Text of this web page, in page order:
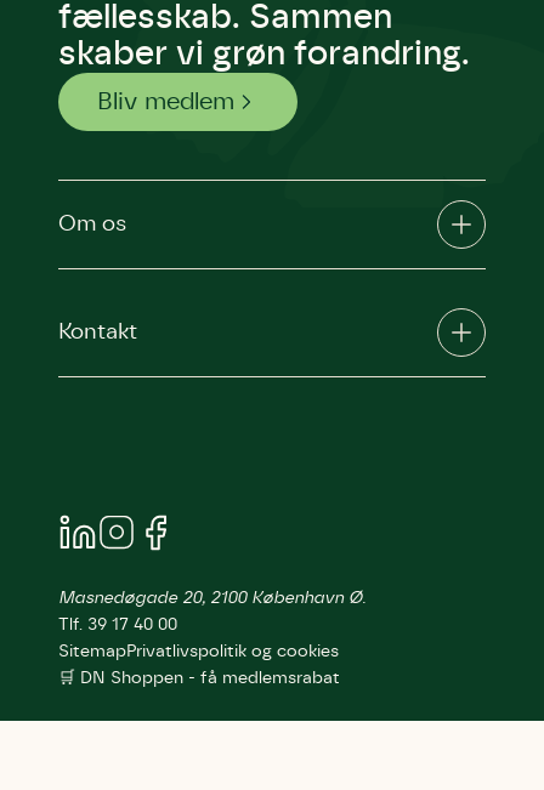
fællesskab. Sammen
skaber vi grøn forandring.
Bliv medlem
Om os
Kontakt
Masnedøgade 20, 2100 København Ø.
Tlf. 39 17 40 00
SitemapPrivatlivspolitik og cookies
🛒 DN Shoppen - få medlemsrabat